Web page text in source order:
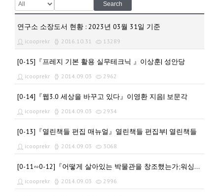
Search
연구소 소장도서 현황 : 2023년 03월 31일 기준
icooprekr 2016.10.31 13289
[0-15]『프레지 기본 활용 실무테크닉 』이상훈| 성안당
icooprekr 2014.09.03 2962
[0-14]『웹3.0 세상을 바꾸고 있다』이영환 지음| 보문각
icooprekr 2014.09.03 2934
[0-13]『열린책들 편집 매뉴얼』열린책들 편집부| 열린책들
icooprekr 2014.09.03 3068
[0-11∽0-12]『어떻게 살아있는 박물관을 창조했는가;워싱턴 홀로코스트박물관』이정은|민속원
icooprekr 2014.09.03 2996